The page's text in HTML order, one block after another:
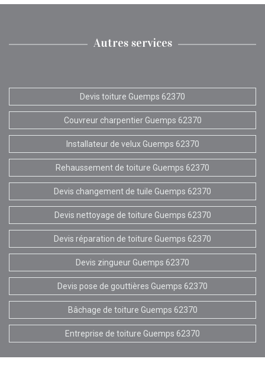
Autres services
Devis toiture Guemps 62370
Couvreur charpentier Guemps 62370
Installateur de velux Guemps 62370
Rehaussement de toiture Guemps 62370
Devis changement de tuile Guemps 62370
Devis nettoyage de toiture Guemps 62370
Devis réparation de toiture Guemps 62370
Devis zingueur Guemps 62370
Devis pose de gouttières Guemps 62370
Bâchage de toiture Guemps 62370
Entreprise de toiture Guemps 62370